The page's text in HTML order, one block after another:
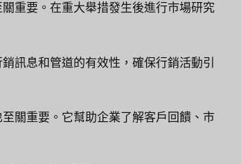
重要。在重大舉措發生後進行市場研究
訊息和管道的有效性，確保行銷活動引
關重要。它幫助企業了解客戶回饋、市